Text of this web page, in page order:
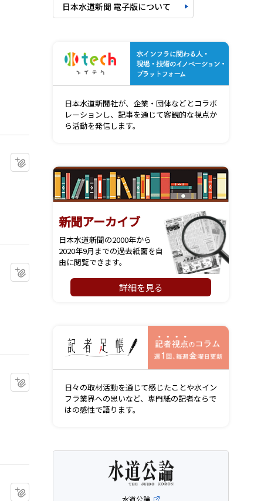
マイクリップに追加
日本水道新聞 電子版について
日本水道新聞社が、企業・団体などとコラボ
レーションし、記事を通じて客観的な視点か
ら活動を発信します。
新聞アーカイブ
日本水道新聞の2000年から
2020年9月までの過去紙面を自
由に閲覧できます。
詳細を見る
日々の取材活動を通じて感じたことや水イン
フラ業界への思いなど、専門紙の記者ならで
はの感性で語ります。
水道公論